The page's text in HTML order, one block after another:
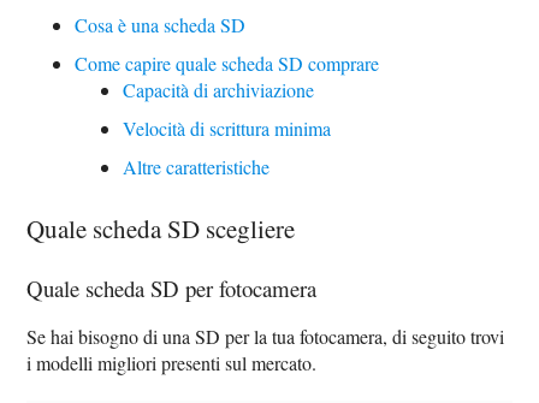
Cosa è una scheda SD
Come capire quale scheda SD comprare
Capacità di archiviazione
Velocità di scrittura minima
Altre caratteristiche
Quale scheda SD scegliere
Quale scheda SD per fotocamera
Se hai bisogno di una SD per la tua fotocamera, di seguito trovi
i modelli migliori presenti sul mercato.